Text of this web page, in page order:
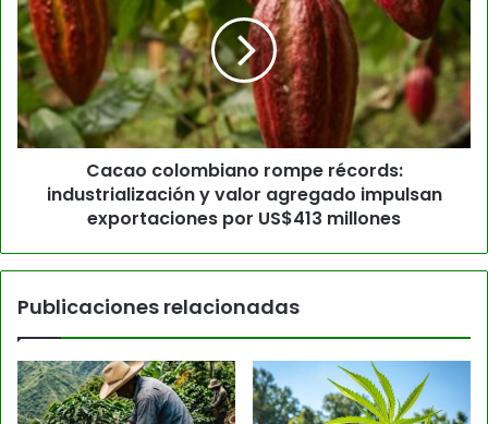
Cacao colombiano rompe récords:
industrialización y valor agregado impulsan
exportaciones por US$413 millones
Publicaciones relacionadas